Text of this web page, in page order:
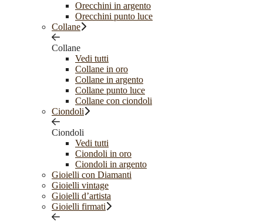
Orecchini in argento
Orecchini punto luce
Collane
Collane
Vedi tutti
Collane in oro
Collane in argento
Collane punto luce
Collane con ciondoli
Ciondoli
Ciondoli
Vedi tutti
Ciondoli in oro
Ciondoli in argento
Gioielli con Diamanti
Gioielli vintage
Gioielli d’artista
Gioielli firmati